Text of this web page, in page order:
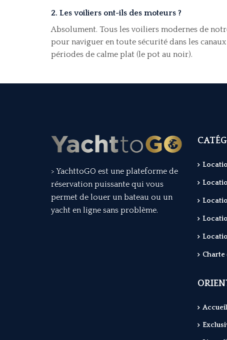
2. Les voiliers ont-ils des moteurs ?
Absolument. Tous les voiliers modernes de
pour naviguer en toute sécurité dans les
périodes de calme plat (le pot au noir).
> YachttoGO est une plateforme de
réservation puissante qui vous
permet de louer un bateau ou un
yacht en ligne sans problème.
Charte
Accueil